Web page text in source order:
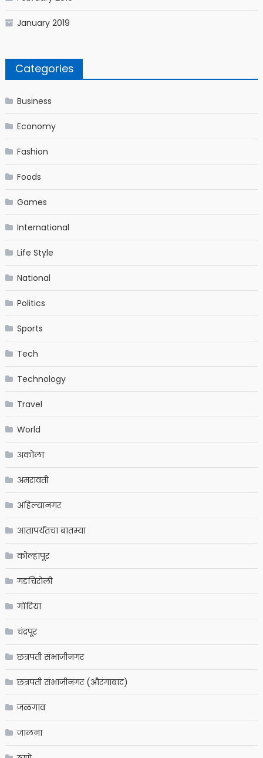
January 2019
Categories
Business
Economy
Fashion
Foods
Games
International
Life Style
National
Politics
Sports
Tech
Technology
Travel
World
अकोला
अमरावती
अहिल्यानगर
आतापर्यंतचा बातम्या
कोल्हापूर
गडचिरोली
गोंदिया
चंद्रपूर
छत्रपती संभाजीनगर
छत्रपती संभाजीनगर (औरंगाबाद)
जळगाव
जालना